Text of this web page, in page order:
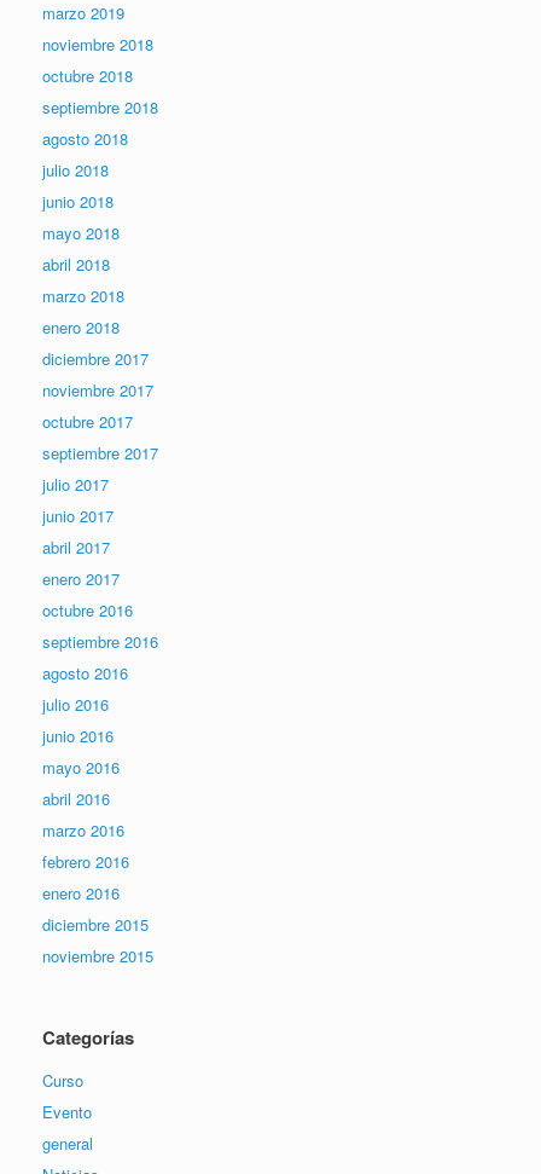
marzo 2019
noviembre 2018
octubre 2018
septiembre 2018
agosto 2018
julio 2018
junio 2018
mayo 2018
abril 2018
marzo 2018
enero 2018
diciembre 2017
noviembre 2017
octubre 2017
septiembre 2017
julio 2017
junio 2017
abril 2017
enero 2017
octubre 2016
septiembre 2016
agosto 2016
julio 2016
junio 2016
mayo 2016
abril 2016
marzo 2016
febrero 2016
enero 2016
diciembre 2015
noviembre 2015
Categorías
Curso
Evento
general